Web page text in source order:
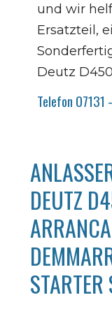
und wir
Ersatzteil,
Deutz
Telefon 07131
DEUTZ